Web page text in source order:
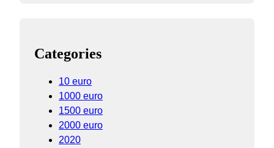
Categories
10 euro
1000 euro
1500 euro
2000 euro
2020